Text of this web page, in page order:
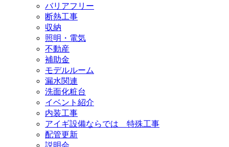
バリアフリー
断熱工事
収納
照明・電気
不動産
補助金
モデルルーム
漏水関連
洗面化粧台
イベント紹介
内装工事
アイギ設備ならでは 特殊工事
配管更新
説明会